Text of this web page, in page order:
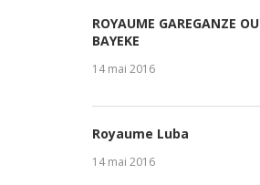
ROYAUME GAREGANZE OU
BAYEKE
14 mai 2016
Royaume Luba
14 mai 2016